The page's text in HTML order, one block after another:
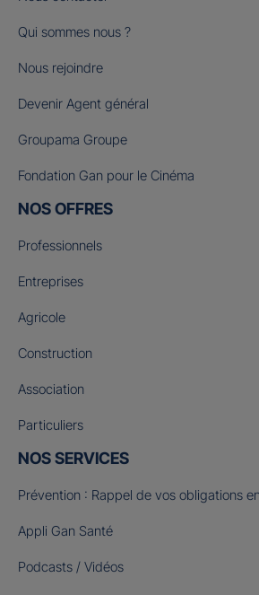
Qui sommes nous ?
Nous rejoindre
Devenir Agent général
Groupama Groupe
Fondation Gan pour le Cinéma
NOS OFFRES
Professionnels
Entreprises
Agricole
Construction
Association
Particuliers
NOS SERVICES
Prévention : Rappel de vos obligations
Appli Gan Santé
Podcasts / Vidéos